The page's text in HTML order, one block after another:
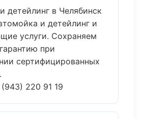
детейлинг в Челябинск
и детейлинг и
услуги. Сохраняем
при
сертифицированных
220 91 19